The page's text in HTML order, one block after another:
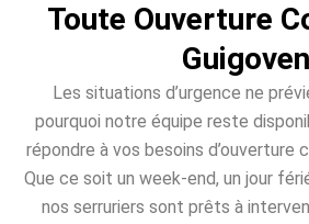
Toute Ouverture
Guigoven
Les situations d’urgence ne
pourquoi notre équipe reste
répondre à vos besoins d’ouverture
Que ce soit un week-end, un jour
nos serruriers sont prêts à